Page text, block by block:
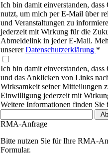
Ich bin damit einverstanden, dass
nutzt, um mich per E-Mail über
und Veranstaltungen zu
jederzeit mit Wirkung für die
Abmeldelink in jeder E-Mail.
unsererDatenschutzerklärung *
Ich bin damit einverstanden, dass
und das Anklicken von Links
Wirksamkeit seiner Mitteilungen
Einwilligung jederzeit mit
Weitere Informationen finden Sie
RMA-Anfrage
Bitte nutzen Sie für Ihre RMA-
Formular.